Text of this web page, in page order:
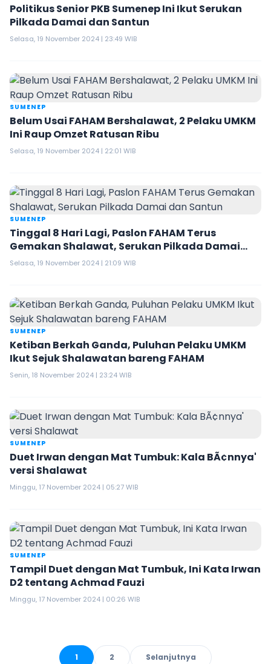
Politikus Senior PKB Sumenep Ini Ikut Serukan
Pilkada Damai dan Santun
Selasa, 19 November 2024 | 23:49 WIB
SUMENEP
Belum Usai FAHAM Bershalawat, 2 Pelaku UMKM
Ini Raup Omzet Ratusan Ribu
Selasa, 19 November 2024 | 22:01 WIB
SUMENEP
Tinggal 8 Hari Lagi, Paslon FAHAM Terus
Gemakan Shalawat, Serukan Pilkada Damai
dan Santun
Selasa, 19 November 2024 | 21:09 WIB
SUMENEP
Ketiban Berkah Ganda, Puluhan Pelaku UMKM
Ikut Sejuk Shalawatan bareng FAHAM
Senin, 18 November 2024 | 23:24 WIB
SUMENEP
Duet Irwan dengan Mat Tumbuk: Kala BÃ¢nnya'
versi Shalawat
Minggu, 17 November 2024 | 05:27 WIB
SUMENEP
Tampil Duet dengan Mat Tumbuk, Ini Kata Irwan
D2 tentang Achmad Fauzi
Minggu, 17 November 2024 | 00:26 WIB
1 2 Selanjutnya